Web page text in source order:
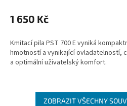
produktu
je
z
5
hvězdiček.
1 650 Kč
Kmitací pila PST 700 E vyniká
hmotností a vynikající ovladatelností,
a optimální uživatelský komfort.
ZOBRAZIT VŠECHNY